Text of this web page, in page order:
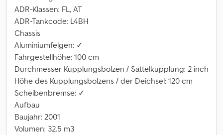
ADR-Klassen: FL, AT
ADR-Tankcode: L4BH
Chassis
Aluminiumfelgen: ✓
Fahrgestellhöhe: 100 cm
Durchmesser Kupplungsbolzen / Sattelkupplung: 2 inch
Höhe des Kupplungsbolzens / der Deichsel: 120 cm
Scheibenbremse: ✓
Aufbau
Baujahr: 2001
Volumen: 32.5 m3